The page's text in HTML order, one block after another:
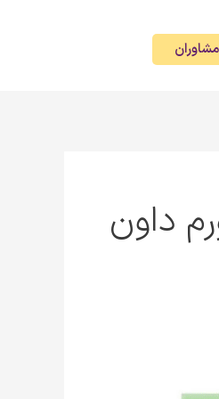
داون